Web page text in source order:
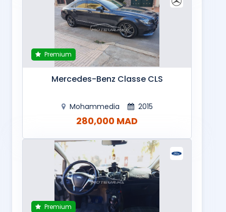
Premium
Mercedes-Benz Classe CLS
Mohammedia 2015
280,000 MAD
Premium